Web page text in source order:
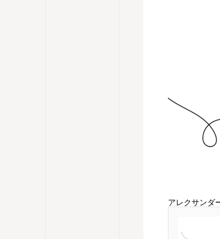
アレクサンダ